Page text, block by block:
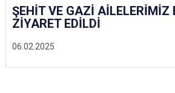
06.02.2025
ŞEHİT VE GAZİ AİLELERİMİZ
ZİYARET EDİLDİ